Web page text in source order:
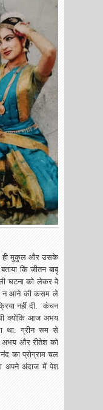
ही मुकुल और उसके
कि जीतन बाबू
घटना को लेकर वे
में न आने की कसम ले
नहीं ‌दी. कंचन
क्योंकि आज अभय
था. ग्रीन रूम से
अभय और‌ रीतेश को
का प्रोग्राम चल
अपने अंदाज में पेश